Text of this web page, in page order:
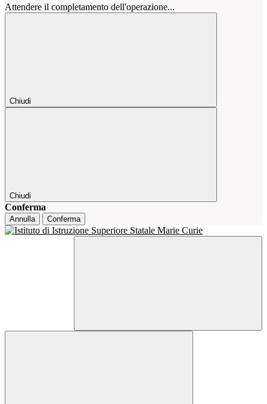
Attendere il completamento dell'operazione...
Chiudi
Chiudi
Conferma
Annulla Conferma